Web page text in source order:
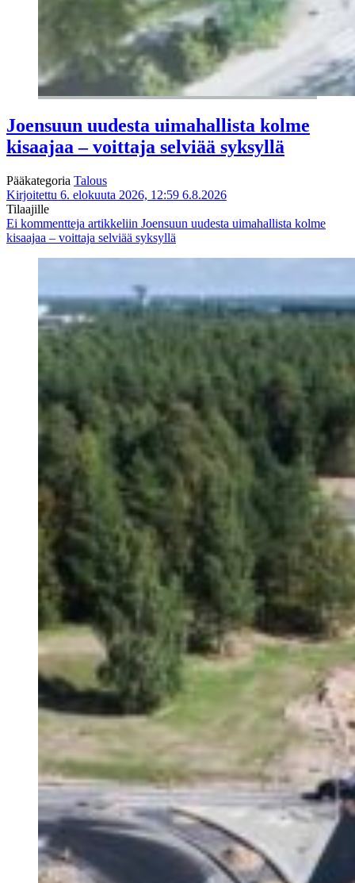
Joensuun uudesta uimahallista kolme
kisaajaa – voittaja selviää syksyllä
Pääkategoria Talous
Kirjoitettu 6. elokuuta 2026, 12:59 6.8.2026
Tilaajille
Ei kommentteja artikkeliin Joensuun uudesta uimahallista kolme
kisaajaa – voittaja selviää syksyllä